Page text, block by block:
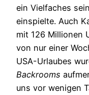
ein Vielfaches
einspielte. Auch
mit 126 Millionen
von nur einer
USA-Urlaubes
Backrooms
uns vor wenigen